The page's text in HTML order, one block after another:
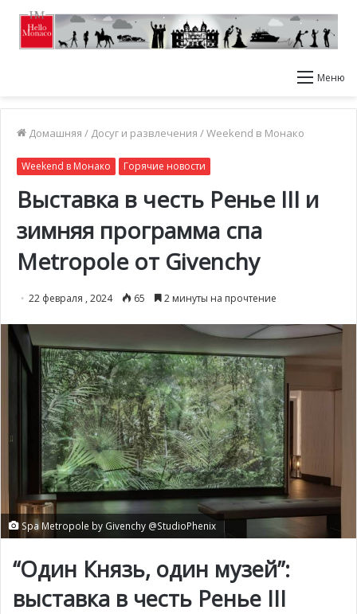
Меню
Домашняя / Досуг и развлечения /Weekend в Монако
Weekend в Монако Горячие новости
Выставка в честь Ренье III и
зимняя программа спа
Metropole от Givenchy
22 февраля , 2024 65 2 минуты на прочтение
Spa Metropole by Givenchy @StudioPhenix
“Один Князь, один музей”:
выставка в честь Ренье III